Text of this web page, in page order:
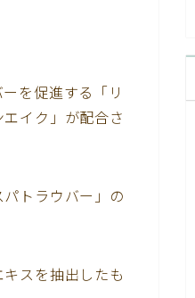
を促進する「リ
イク」が配合さ
トラウバー」の
スを抽出したも